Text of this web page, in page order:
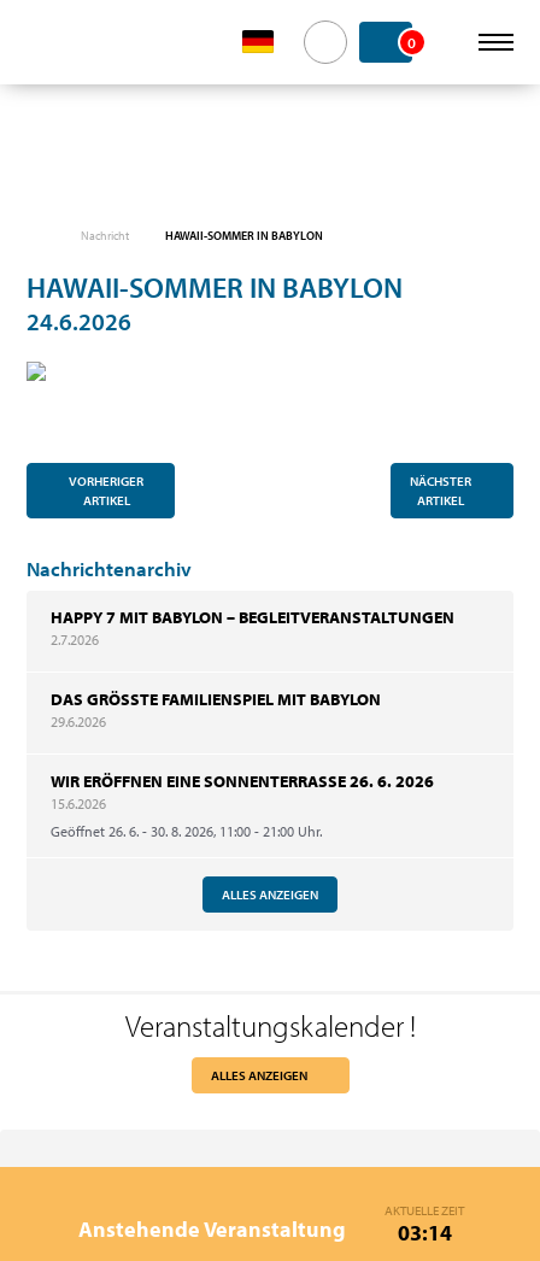
0
Nachricht HAWAII-SOMMER IN BABYLON
HAWAII-SOMMER IN BABYLON
24.6.2026
NÄCHSTER
ARTIKEL
VORHERIGER
ARTIKEL
Nachrichtenarchiv
HAPPY 7 MIT BABYLON – BEGLEITVERANSTALTUNGEN
2.7.2026
DAS GRÖSSTE FAMILIENSPIEL MIT BABYLON
29.6.2026
WIR ERÖFFNEN EINE SONNENTERRASSE 26. 6. 2026
15.6.2026
Geöffnet 26. 6. - 30. 8. 2026, 11:00 - 21:00 Uhr.
ALLES ANZEIGEN
Veranstaltungskalender!
ALLES ANZEIGEN
Anstehende Veranstaltung
AKTUELLE ZEIT
03:14